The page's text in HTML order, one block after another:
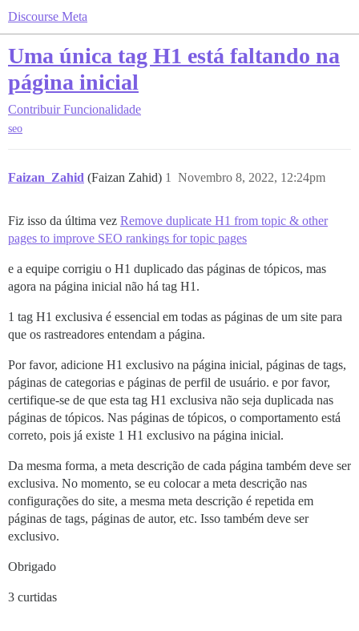
Discourse Meta
Uma única tag H1 está faltando na
página inicial
Contribuir Funcionalidade
seo
Faizan_Zahid (Faizan Zahid) Novembro 8, 2022, 12:24pm
1
Fiz isso da última vez Remove duplicate H1 from topic & other
pages to improve SEO rankings for topic pages
e a equipe corrigiu o H1 duplicado das páginas de tópicos, mas
agora na página inicial não há tag H1.
1 tag H1 exclusiva é essencial em todas as páginas de um site para
que os rastreadores entendam a página.
Por favor, adicione H1 exclusivo na página inicial, páginas de tags,
páginas de categorias e páginas de perfil de usuário. e por favor,
certifique-se de que esta tag H1 exclusiva não seja duplicada nas
páginas de tópicos. Nas páginas de tópicos, o comportamento está
correto, pois já existe 1 H1 exclusivo na página inicial.
Da mesma forma, a meta descrição de cada página também deve ser
exclusiva. No momento, se eu colocar a meta descrição nas
configurações do site, a mesma meta descrição é repetida em
páginas de tags, páginas de autor, etc. Isso também deve ser
exclusivo.
Obrigado
3 curtidas